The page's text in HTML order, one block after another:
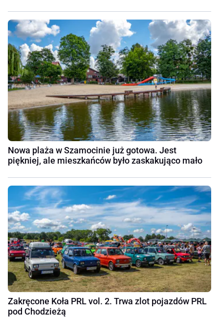
Nowa plaża w Szamocinie już gotowa. Jest
piękniej, ale mieszkańców było zaskakująco mało
Zakręcone Koła PRL vol. 2. Trwa zlot pojazdów PRL
pod Chodzieżą